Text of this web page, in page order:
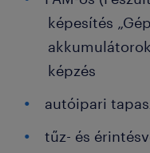
képesítés
képzés
autóipari
tűz- és